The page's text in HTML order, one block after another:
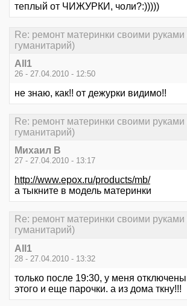
теплый от ЧИЖУРКИ, чоли?:)))))
Re: ремонт материнки своими руками
гуманитарий)
All1
26 - 27.04.2010 - 12:50
не знаю, как!! от дежурки видимо!!
Re: ремонт материнки своими руками
гуманитарий)
Михаил В
27 - 27.04.2010 - 13:17
http://www.epox.ru/products/mb/
а тыкните в модель материнки
Re: ремонт материнки своими руками
гуманитарий)
All1
28 - 27.04.2010 - 13:32
только после 19:30, у меня
этого и еще парочки. а из дома ткну!!!